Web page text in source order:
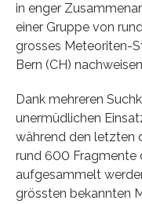
in enger
einer Gruppe von
grosses Meteoriten-
Bern (CH)
Dank mehreren
unermüdlichen
während den letzten
rund 600 Fragmente
aufgesammelt
grössten bekannten